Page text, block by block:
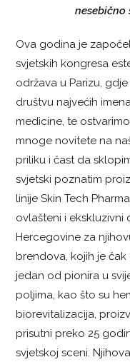
nesebično
Ova godina je
svjetskih kongresa
održava u Parizu,
društvu najvećih
medicine, te
mnoge novitete na
priliku i čast da
svjetski poznatim
linije Skin Tech
ovlašteni i ekskluzivni
Hercegovine za
brendova, kojih je
jedan od pionira u
poljima, kao što su
biorevitalizacija,
prisutni preko 25
svjetskoj sceni.